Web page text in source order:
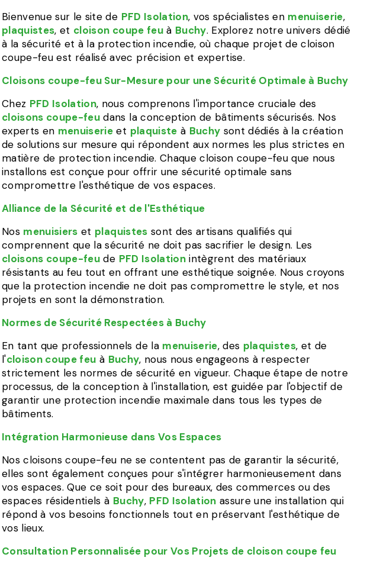
Bienvenue sur le site de PFD Isolation, vos spécialistes en menuiserie,
plaquistes, et cloison coupe feuà Buchy. Explorez notre univers dédié
à la sécurité et à la protection incendie, où chaque projet de cloison
coupe-feu est réalisé avec précision et expertise.
Cloisons coupe-feu Sur-Mesure pour une Sécurité Optimale à Buchy
Chez PFD Isolation, nous comprenons l'importance cruciale des
cloisons coupe-feu dans la conception de bâtiments sécurisés. Nos
experts en menuiserie et plaquiste à Buchy sont dédiés à la création
de solutions sur mesure qui répondent aux normes les plus strictes en
matière de protection incendie. Chaque cloison coupe-feu que nous
installons est conçue pour offrir une sécurité optimale sans
compromettre l'esthétique de vos espaces.
Alliance de la Sécurité et de l'Esthétique
Nos menuisiers et plaquistes sont des artisans qualifiés qui
comprennent que la sécurité ne doit pas sacrifier le design. Les
cloisons coupe-feu de PFD Isolationintègrent des matériaux
résistants au feu tout en offrant une esthétique soignée. Nous croyons
que la protection incendie ne doit pas compromettre le style, et nos
projets en sont la démonstration.
Normes de Sécurité Respectées à Buchy
En tant que professionnels de la menuiserie, des plaquistes, et de
l'cloison coupe feu à Buchy, nous nous engageons à respecter
strictement les normes de sécurité en vigueur. Chaque étape de notre
processus, de la conception à l'installation, est guidée par l'objectif de
garantir une protection incendie maximale dans tous les types de
bâtiments.
Intégration Harmonieuse dans Vos Espaces
Nos cloisons coupe-feu ne se contentent pas de garantir la sécurité,
elles sont également conçues pour s'intégrer harmonieusement dans
vos espaces. Que ce soit pour des bureaux, des commerces ou des
espaces résidentiels à Buchy, PFD Isolation assure une installation qui
répond à vos besoins fonctionnels tout en préservant l'esthétique de
vos lieux.
Consultation Personnalisée pour Vos Projets de cloison coupe feu